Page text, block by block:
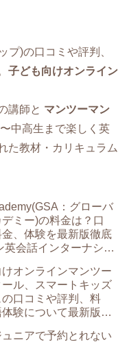
プ)の口コミや評判、
子ども向けオンライン
講師と マンツーマン
中高生まで楽しく英
た教材・カリキュラム
：グローバ
ミー)の料金は？口
、体験を最新版徹底
英会話インターナショ
オンラインマンツー
ル、スマートキッズ
口コミや評判、料
験について最新版を
ニアで予約とれない